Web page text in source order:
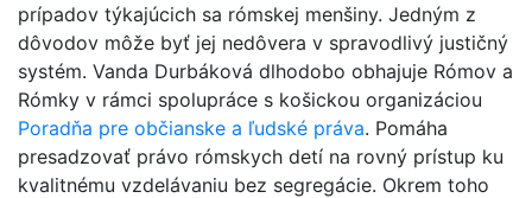
prípadov týkajúcich sa rómskej menšiny. Jedným z
dôvodov môže byť jej nedôvera v spravodlivý justičný
systém. Vanda Durbáková dlhodobo obhajuje Rómov a
Rómky v rámci spolupráce s košickou organizáciou
Poradňa pre občianske a ľudské práva. Pomáha
presadzovať právo rómskych detí na rovný prístup ku
kvalitnému vzdelávaniu bez segregácie. Okrem toho